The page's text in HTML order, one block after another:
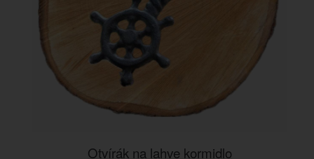
Otvírák na lahve kormidlo